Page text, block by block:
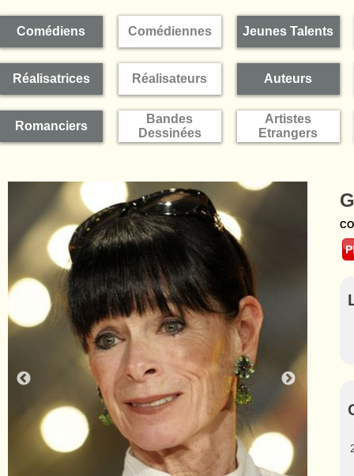
Comédiens Comédiennes Jeunes Talents
Réalisatrices Réalisateurs Auteurs
Romanciers
Bandes
Dessinées
Artistes
Etrangers